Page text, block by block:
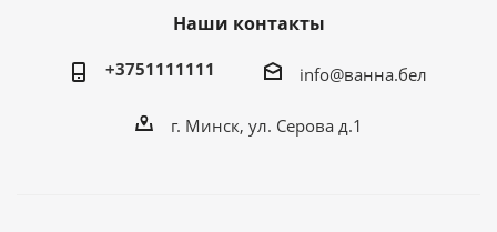
Наши контакты
+3751111111 info@ванна.бел
г. Минск, ул. Серова д.1